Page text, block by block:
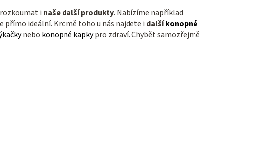
i naše další produkty. Nabízíme například
přímo ideální. Kromě toho u nás najdete i dalšíkonopné
nebo konopné kapkypro zdraví. Chybět samozřejmě